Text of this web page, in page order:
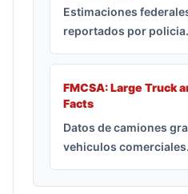
Estimaciones
reportados por policia.
FMCSA: Large Truck
Facts
Datos de camiones
vehiculos comerciales.